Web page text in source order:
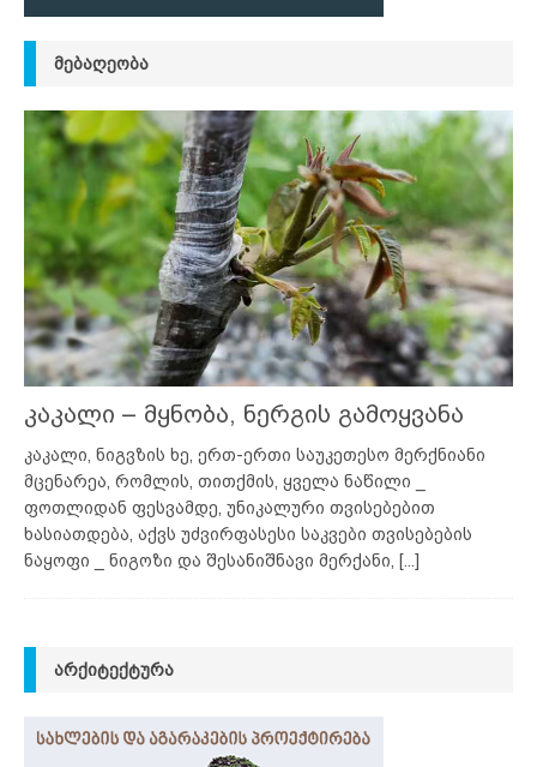
ᲛᲔᲑᲐᲦᲔᲝᲑᲐ
კაკალი – მყნობა, ნერგის გამოყვანა
კაკალი, ნიგვზის ხე, ერთ-ერთი საუკეთესო მერქნიანი
მცენარეა, რომლის, თითქმის, ყველა ნაწილი _
ფოთლიდან ფესვამდე, უნიკალური თვისებებით
ხასიათდება, აქვს უძვირფასესი საკვები თვისებების
ნაყოფი _ ნიგოზი და შესანიშნავი მერქანი,
[...]
ᲐᲠᲥᲘᲢᲔᲥᲢᲣᲠᲐ